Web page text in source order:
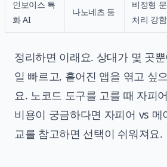
인보이스 특
화 AI
나노네츠 등
비정형
처리 강함
정리하면 이래요. 상대가 몇 곳
일 빠르고, 흩어진 앱을 엮고 싶
요. 노코드 도구를 고를 때 자피
비용이 궁금하다면 자피어 vs 메
교를 참고하면 선택이 쉬워져요.